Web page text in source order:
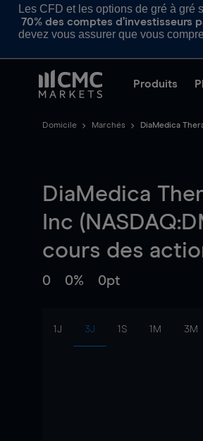
Les CFD et les options de gré à gré
70% des comptes d’investisseurs
devez vous assurer que vous
Produits
Domicile Marchés DiaMedica
DiaMedica
Inc
cours des
0 0% 0pt
1J 3J 1S 1M 3M